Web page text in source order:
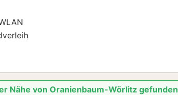
Nähe von Oranienbaum-Wörlitz gefunden